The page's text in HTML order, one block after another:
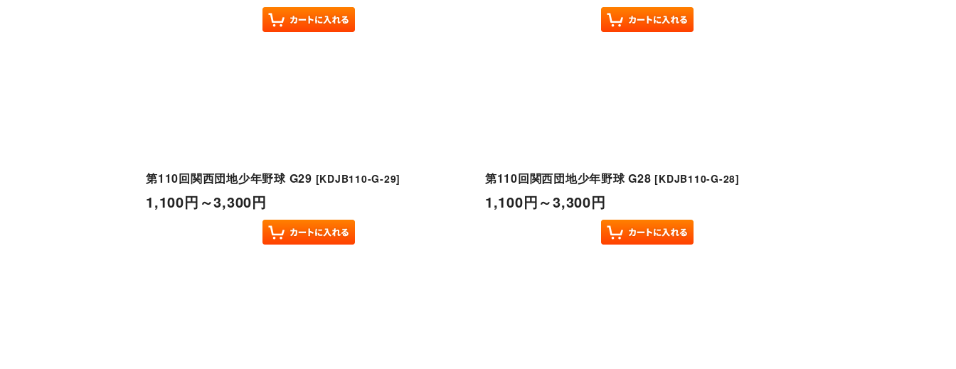
第110回関西団地少年野球 G29 [KDJB110-G-29]
1,100円 ～3,300円
第110回関西団地少年野球 G28 [KDJB110-G-28]
1,100円～3,300円